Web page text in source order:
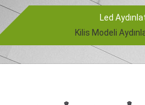
Led
Kilis Modeli